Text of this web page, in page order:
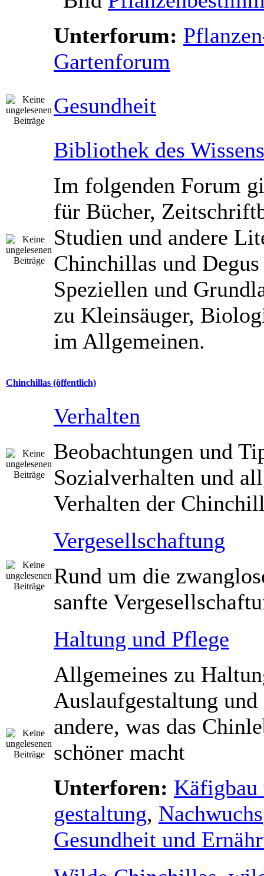
Unterforum:
Gartenforum
Gesundheit
Bibliothek des Wissens
Im folgenden Forum
für Bücher,
Studien und andere
Chinchillas und
Speziellen und
zu Kleinsäuger,
im Allgemeinen.
Chinchillas (öffentlich)
Verhalten
Beobachtungen und
Sozialverhalten und
Verhalten der
Vergesellschaftung
Rund um die
sanfte
Haltung und Pflege
Allgemeines zu
Auslaufgestaltung und
andere, was das
schöner macht
Unterforen: Käfigbau
gestaltung, Nachwuchs
Gesundheit und